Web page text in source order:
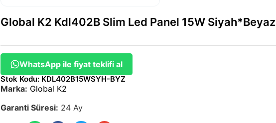
Global K2 Kdl402B Slim Led Panel 15W Siyah*Beyaz
WhatsApp ile fiyat teklifi al
Stok Kodu: KDL402B15WSYH-BYZ
Marka: Global K2
Garanti Süresi: 24 Ay